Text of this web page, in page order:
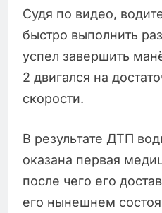
Судя по видео,
быстро выполнить
успел завершить
2 двигался на
скорости.
В результате ДТП
оказана первая
после чего его
его нынешнем